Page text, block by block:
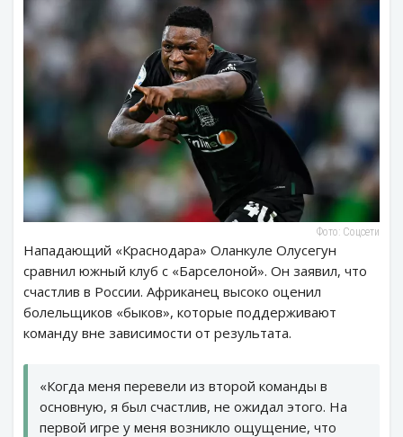
Фото: Соцсети
Нападающий «Краснодара» Оланкуле Олусегун
сравнил южный клуб с «Барселоной». Он заявил, что
счастлив в России. Африканец высоко оценил
болельщиков «быков», которые поддерживают
команду вне зависимости от результата.
«Когда меня перевели из второй команды в
основную, я был счастлив, не ожидал этого. На
первой игре у меня возникло ощущение, что